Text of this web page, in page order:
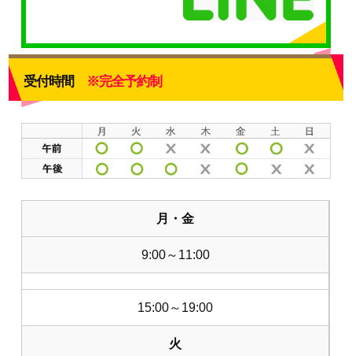
受付時間 ※完全予約制
月・金
9:00～11:00
15:00～19:00
火